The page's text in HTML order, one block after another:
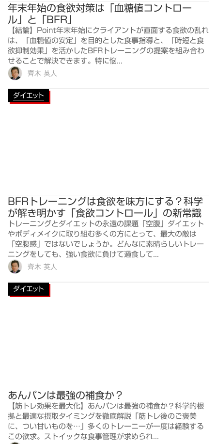
年末年始の食欲対策は「血糖値コントロー
ル」と「BFR」
【結論】Point年末年始にクライアントが直面する食欲の乱れ
は、「血糖値の安定」を目的とした食事指導と、「時短と食
欲抑制効果」を活かしたBFRトレーニングの提案を組み合わ
せることで解決できます。特に悩...
齊木 英人
ダイエット
BFRトレーニングは食欲を味方にする？科学
が解き明かす「食欲コントロール」の新常識
トレーニングとダイエットの永遠の課題「空腹」ダイエット
やボディメイクに取り組む多くの方にとって、最大の敵は
「空腹感」ではないでしょうか。どんなに素晴らしいトレー
ニングをしても、強い食欲に負けて過食して...
齊木 英人
ダイエット
あんパンは最強の補食か？
【筋トレ効果を最大化】あんパンは最強の補食か？科学的根
拠と最適な摂取タイミングを徹底解説「筋トレ後のご褒美
に、つい甘いものを…」多くのトレーニーが一度は経験する
この欲求。ストイックな食事管理が求められ...